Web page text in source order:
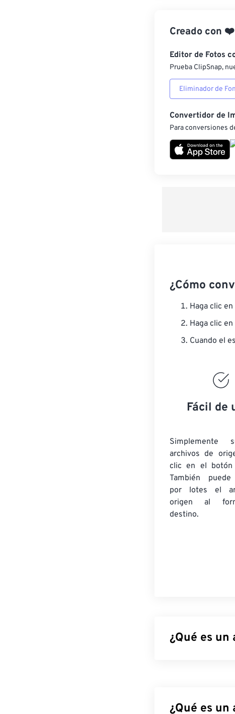
Creado con ❤️
Editor de Fotos
Prueba ClipSnap,
Eliminador de
Convertidor de
Para conversiones
¿Cómo
Haga clic
Haga clic
Cuando el
Fácil de
Simplemente
archivos de
clic en el botón
También
por lotesel
origen al
destino.
¿Qué es
también admite
¿Qué es